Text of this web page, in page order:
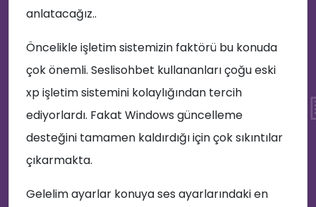
💜
🎶
anlatacağız..
Öncelikle işletim sistemizin faktörü bu konuda
çok önemli. Seslisohbet kullananları çoğu eski
xp işletim sistemini kolaylığından tercih
ediyorlardı. Fakat Windows güncelleme
desteğini tamamen kaldırdığı için çok sıkıntılar
çıkarmakta.
Gelelim ayarlar konuya ses ayarlarındaki en